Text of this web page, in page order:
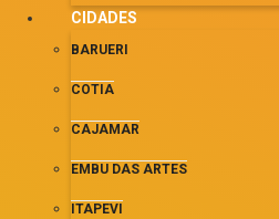
CIDADES
BARUERI
COTIA
CAJAMAR
EMBU DAS ARTES
ITAPEVI